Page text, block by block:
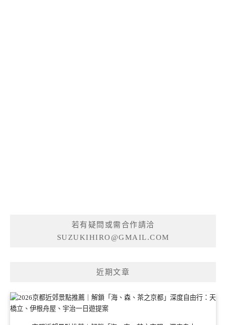
若有疑問或需合作請洽
SUZUKIHIRO@GMAIL.COM
近期文章